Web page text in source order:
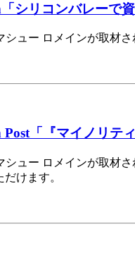
シリコンバレーで
シュー ロメインが取材
「『マイノリテ
シュー ロメインが取材
けます。